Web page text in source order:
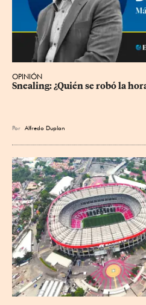
OPINIÓN
Snealing: ¿Quién se robó la
Por Alfredo Duplan